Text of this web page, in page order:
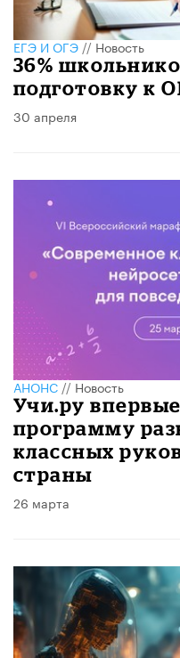
ЕГЭ И ОГЭ//Новость
36%
подготовку к
30 апреля
АНОНС//Новость
Учи.ру
программу
классных
страны
26 марта